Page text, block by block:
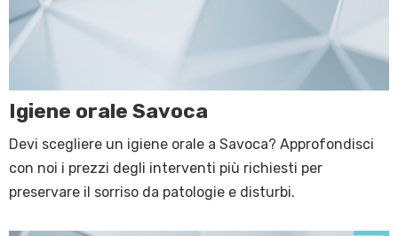
Igiene orale Savoca
Devi scegliere un igiene orale a Savoca? Approfondisci
con noi i prezzi degli interventi più richiesti per
preservare il sorriso da patologie e disturbi.